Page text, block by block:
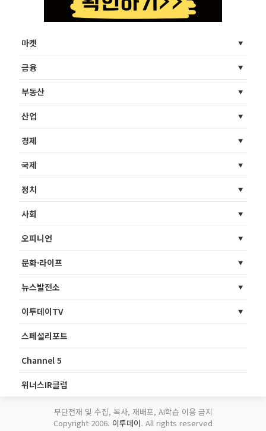
마켓
금융
부동산
산업
경제
국제
정치
사회
오피니언
문화·라이프
뉴스발전소
이투데이TV
스페셜리포트
Channel 5
위너스IR클럽
무단전재 및 수집, 복사, 재배포, AI학습 이용 금지
Copyright 2006. 이투데이. All rights reserved